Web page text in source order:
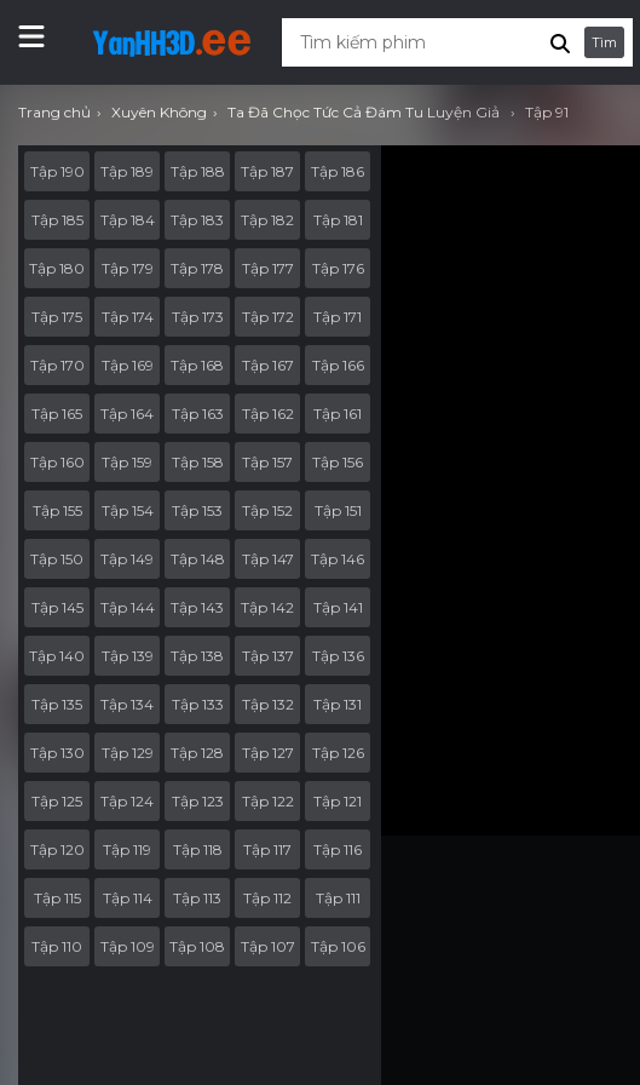
Tìm
Trang chủ Xuyên Không Ta Đã Chọc Tức Cả Đám Tu Luyện Giả Tập 91
Tập 190 Tập 189 Tập 188 Tập 187 Tập 186
Tập 185 Tập 184 Tập 183 Tập 182 Tập 181
Tập 180 Tập 179 Tập 178 Tập 177 Tập 176
Tập 175 Tập 174 Tập 173 Tập 172 Tập 171
Tập 170 Tập 169 Tập 168 Tập 167 Tập 166
Tập 165 Tập 164 Tập 163 Tập 162 Tập 161
Tập 160 Tập 159 Tập 158 Tập 157 Tập 156
Tập 155 Tập 154 Tập 153 Tập 152 Tập 151
Tập 150 Tập 149 Tập 148 Tập 147 Tập 146
Tập 145 Tập 144 Tập 143 Tập 142 Tập 141
Tập 140 Tập 139 Tập 138 Tập 137 Tập 136
Tập 135 Tập 134 Tập 133 Tập 132 Tập 131
Tập 130 Tập 129 Tập 128 Tập 127 Tập 126
Tập 125 Tập 124 Tập 123 Tập 122 Tập 121
Tập 120 Tập 119 Tập 118 Tập 117 Tập 116
Tập 115 Tập 114 Tập 113 Tập 112 Tập 111
Tập 110 Tập 109 Tập 108 Tập 107 Tập 106